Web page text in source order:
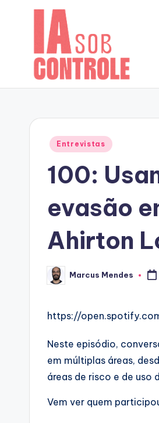
content
Posted
Entrevistas
100:
evasão
Ahirton
Posted
by
Marcus Mendes
https://
Neste episódio,
em múltiplas áreas,
áreas de risco e de uso
Vem ver quem